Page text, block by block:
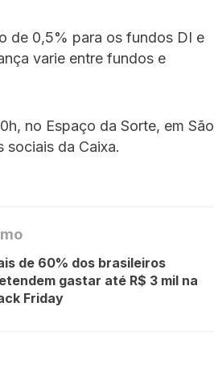
de 0,5% para os fundos DI e
varie entre fundos e
no Espaço da Sorte, em São
sociais da Caixa.
de 60% dos brasileiros
gastar até R$ 3 mil na
Friday